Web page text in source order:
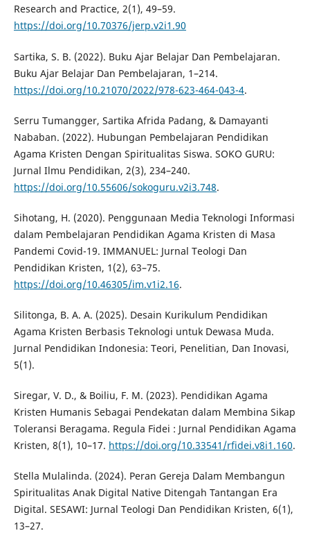
Research and Practice, 2(1), 49–59.
https://doi.org/10.70376/jerp.v2i1.90
Sartika, S. B. (2022). Buku Ajar Belajar Dan Pembelajaran.
Buku Ajar Belajar Dan Pembelajaran, 1–214.
https://doi.org/10.21070/2022/978-623-464-043-4.
Serru Tumangger, Sartika Afrida Padang, & Damayanti
Nababan. (2022). Hubungan Pembelajaran Pendidikan
Agama Kristen Dengan Spiritualitas Siswa. SOKO GURU:
Jurnal Ilmu Pendidikan, 2(3), 234–240.
https://doi.org/10.55606/sokoguru.v2i3.748.
Sihotang, H. (2020). Penggunaan Media Teknologi Informasi
dalam Pembelajaran Pendidikan Agama Kristen di Masa
Pandemi Covid-19. IMMANUEL: Jurnal Teologi Dan
Pendidikan Kristen, 1(2), 63–75.
https://doi.org/10.46305/im.v1i2.16.
Silitonga, B. A. A. (2025). Desain Kurikulum Pendidikan
Agama Kristen Berbasis Teknologi untuk Dewasa Muda.
Jurnal Pendidikan Indonesia: Teori, Penelitian, Dan Inovasi,
5(1).
Siregar, V. D., & Boiliu, F. M. (2023). Pendidikan Agama
Kristen Humanis Sebagai Pendekatan dalam Membina Sikap
Toleransi Beragama. Regula Fidei : Jurnal Pendidikan Agama
Kristen, 8(1), 10–17. https://doi.org/10.33541/rfidei.v8i1.160.
Stella Mulalinda. (2024). Peran Gereja Dalam Membangun
Spiritualitas Anak Digital Native Ditengah Tantangan Era
Digital. SESAWI: Jurnal Teologi Dan Pendidikan Kristen, 6(1),
13–27.